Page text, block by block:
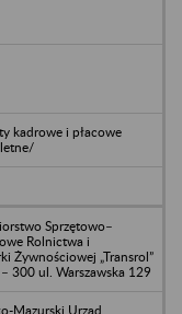
kadrowe i płacowe
Sprzętowo–
Rolnictwa i
Żywnościowej „Transrol”
300 ul. Warszawska 129
Mazurski Urząd